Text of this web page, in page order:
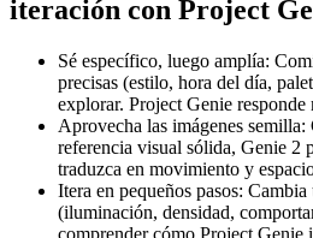
iteración con Project
Sé específico, luego amplía:
precisas (estilo, hora del día,
explorar. Project Genie
Aprovecha las imágenes semilla:
referencia visual sólida, Genie 2
traduzca en movimiento y
Itera en pequeños pasos:
(iluminación, densidad,
comprender cómo Project Genie